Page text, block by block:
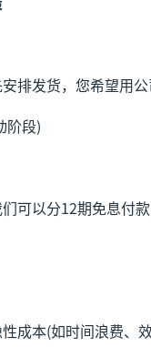
排发货，您希望用
阶段)
可以分12期免息付
成本(如时间浪费、